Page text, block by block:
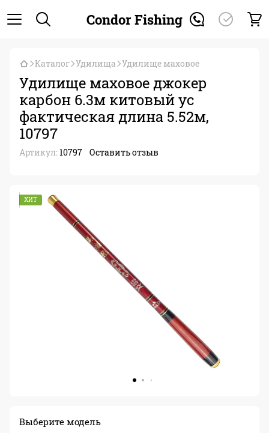
Condor Fishing
Каталог Удилища Удилище маховое
Удилище маховое джокер
карбон 6.3м китовый ус
фактическая длина 5.52м,
10797
Артикул:10797 Оставить отзыв
ХИТ
Выберите модель